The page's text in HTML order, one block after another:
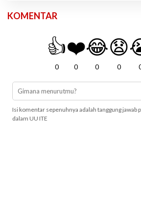
KOMENTAR
👍
0
❤️
0
😂
0
😧
0
Isi komentar sepenuhnya adalah tanggung jawab
dalam UU ITE